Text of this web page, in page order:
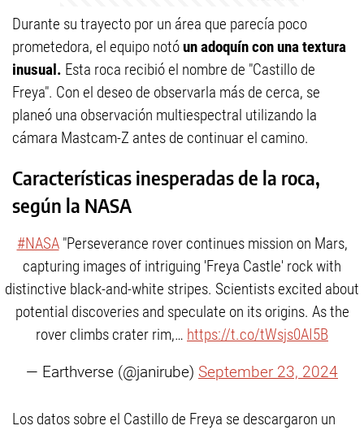
Durante su trayecto por un área que parecía poco
prometedora, el equipo notóun adoquín con una textura
inusual. Esta roca recibió el nombre de "Castillo de
Freya". Con el deseo de observarla más de cerca, se
planeó una observación multiespectral utilizando la
cámara Mastcam-Z antes de continuar el camino.
Características inesperadas de la roca,
según la NASA
#NASA"Perseverance rover continues mission on Mars,
capturing images of intriguing 'Freya Castle' rock with
distinctive black-and-white stripes. Scientists excited about
potential discoveries and speculate on its origins. As the
rover climbs crater rim,… https://t.co/tWsjs0AI5B
— Earthverse (@janirube) September 23, 2024
Los datos sobre el Castillo de Freya se descargaron un